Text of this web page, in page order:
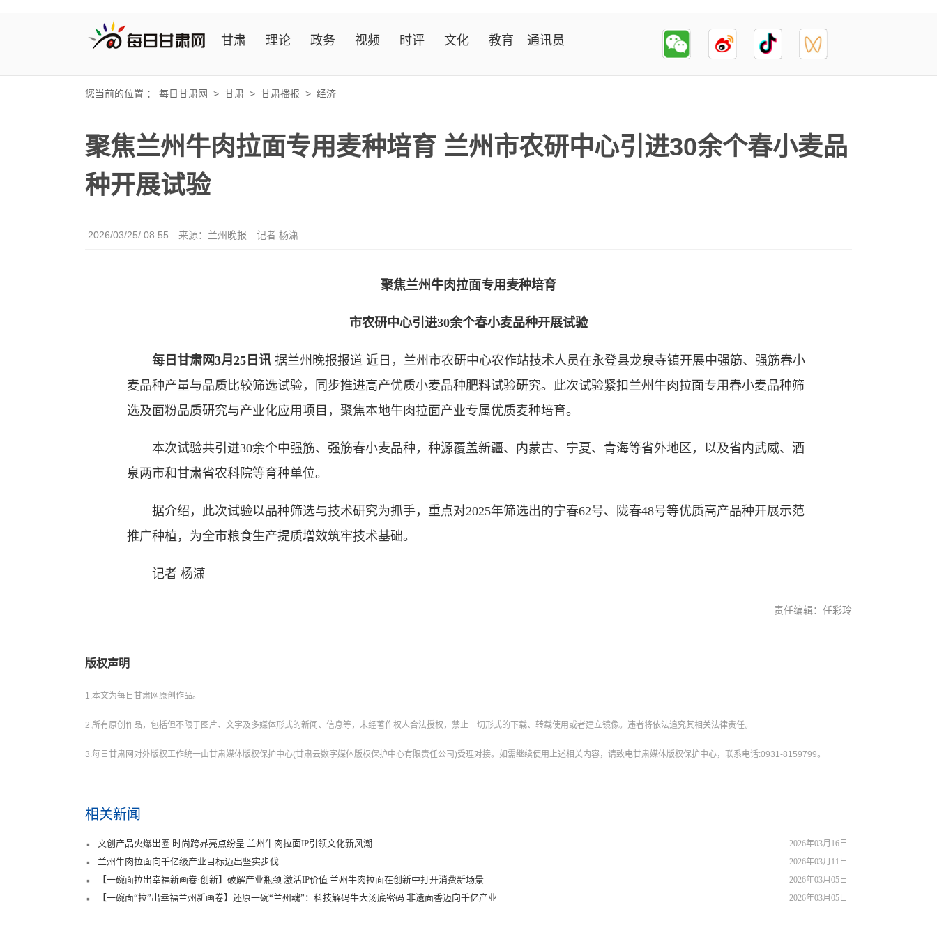
甘肃 理论 政务 视频 时评 文化 教育 通讯员
您当前的位置 ： 每日甘肃网 > 甘肃 > 甘肃播报 > 经济
聚焦兰州牛肉拉面专用麦种培育 兰州市农研中心引进30余个春小麦品
种开展试验
2026/03/25/ 08:55 来源：兰州晚报 记者 杨潇
聚焦兰州牛肉拉面专用麦种培育
市农研中心引进30余个春小麦品种开展试验
每日甘肃网3月25日讯 据兰州晚报报道 近日，兰州市农研中心农作站技术人员在永登县龙泉寺镇开展中强筋、强筋春小
麦品种产量与品质比较筛选试验，同步推进高产优质小麦品种肥料试验研究。此次试验紧扣兰州牛肉拉面专用春小麦品种筛
选及面粉品质研究与产业化应用项目，聚焦本地牛肉拉面产业专属优质麦种培育。
本次试验共引进30余个中强筋、强筋春小麦品种，种源覆盖新疆、内蒙古、宁夏、青海等省外地区，以及省内武威、酒
泉两市和甘肃省农科院等育种单位。
据介绍，此次试验以品种筛选与技术研究为抓手，重点对2025年筛选出的宁春62号、陇春48号等优质高产品种开展示范
推广种植，为全市粮食生产提质增效筑牢技术基础。
记者 杨潇
责任编辑：任彩玲
版权声明
1.本文为每日甘肃网原创作品。
2.所有原创作品，包括但不限于图片、文字及多媒体形式的新闻、信息等，未经著作权人合法授权，禁止一切形式的下载、转载使用或者建立镜像。违者将依法追究其相关法律责任。
3.每日甘肃网对外版权工作统一由甘肃媒体版权保护中心(甘肃云数字媒体版权保护中心有限责任公司)受理对接。如需继续使用上述相关内容，请致电甘肃媒体版权保护中心，联系电话:0931-8159799。
相关新闻
2026年03月16日
文创产品火爆出圈 时尚跨界亮点纷呈 兰州牛肉拉面IP引领文化新风潮
2026年03月11日
兰州牛肉拉面向千亿级产业目标迈出坚实步伐
2026年03月05日
【一碗面拉出幸福新画卷·创新】破解产业瓶颈 激活IP价值 兰州牛肉拉面在创新中打开消费新场景
2026年03月05日
【一碗面“拉”出幸福兰州新画卷】还原一碗“兰州魂”：科技解码牛大汤底密码 非遗面香迈向千亿产业